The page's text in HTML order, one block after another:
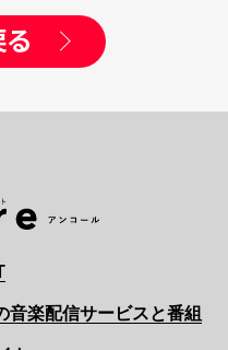
音楽配信サービスと番組